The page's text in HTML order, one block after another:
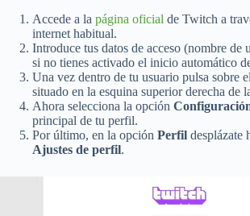
Accede a la página oficial de Twitch a
internet habitual.
Introduce tus datos de acceso (nombre de
si no tienes activado el inicio automático
Una vez dentro de tu usuario pulsa sobre el
situado en la esquina superior derecha de
Ahora selecciona la opción
principal de tu perfil.
Por último, en la opción Perfil desplázate
Ajustes de perfil.